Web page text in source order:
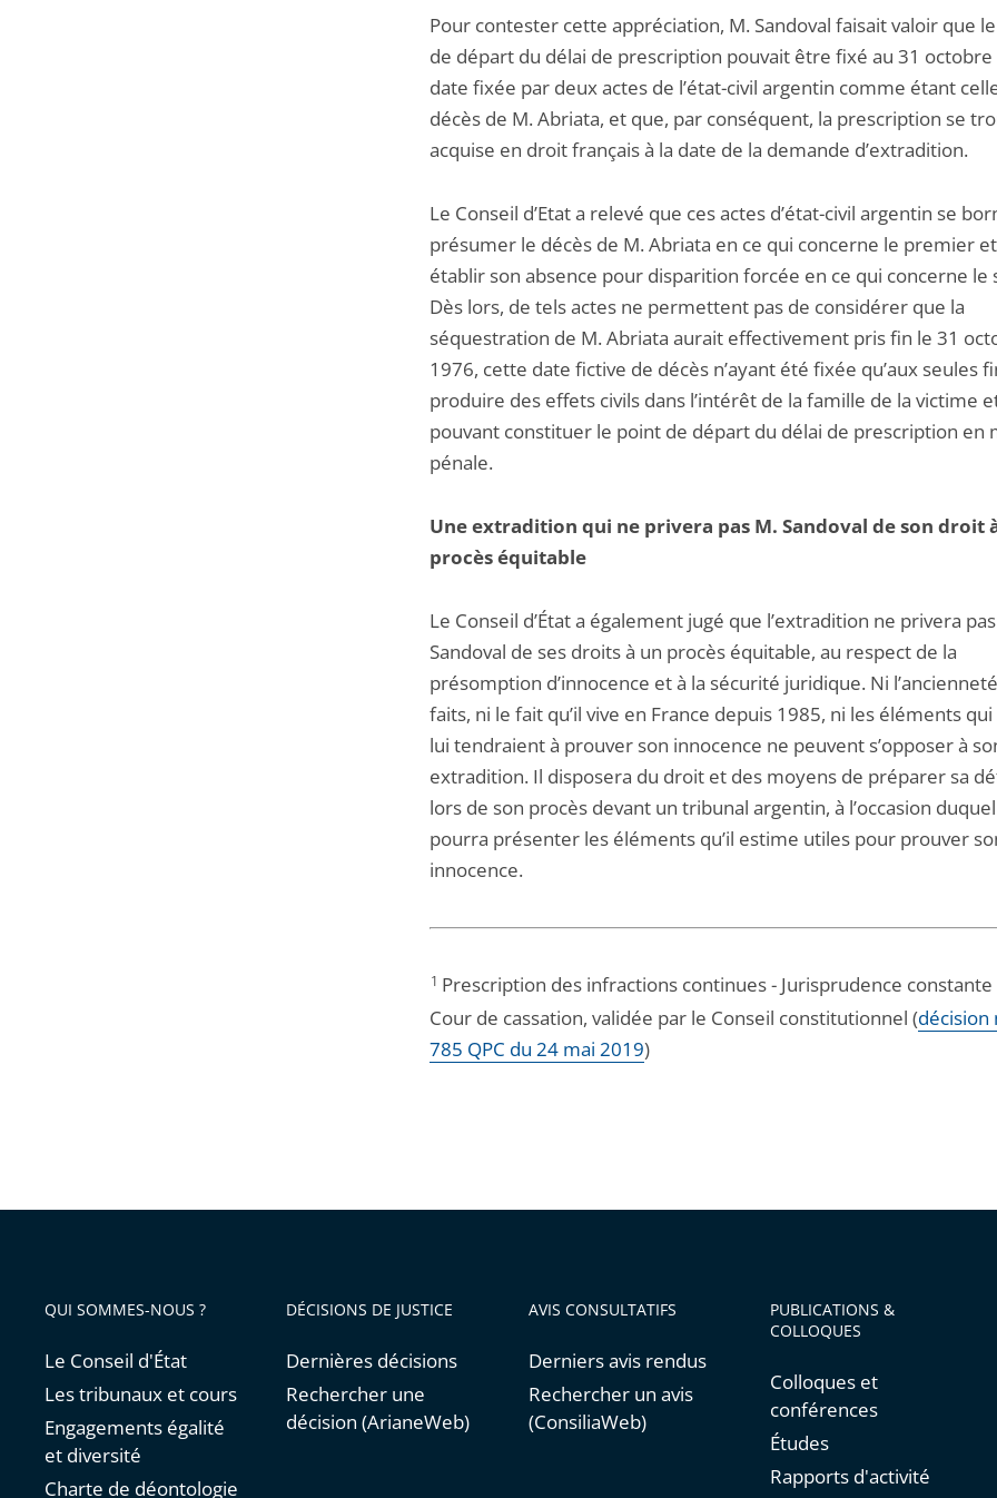
Pour contester cette appréciation, M. Sandoval faisait valoir que
de départ du délai de prescription pouvait être fixé au 31 octobre
date fixée par deux actes de l’état-civil argentin comme étant
décès de M. Abriata, et que, par conséquent, la prescription se
acquise en droit français à la date de la demande d’extradition.
Le Conseil d’Etat a relevé que ces actes d’état-civil argentin se
présumer le décès de M. Abriata en ce qui concerne le premier
établir son absence pour disparition forcée en ce qui concerne le
Dès lors, de tels actes ne permettent pas de considérer que la
séquestration de M. Abriata aurait effectivement pris fin le 31
1976, cette date fictive de décès n’ayant été fixée qu’aux seules
produire des effets civils dans l’intérêt de la famille de la victime
pouvant constituer le point de départ du délai de prescription en
pénale.
Une extradition qui ne privera pas M. Sandoval de son droit
procès équitable
Le Conseil d’État a également jugé que l’extradition ne privera
Sandoval de ses droits à un procès équitable, au respect de la
présomption d’innocence et à la sécurité juridique. Ni
faits, ni le fait qu’il vive en France depuis 1985, ni les éléments
lui tendraient à prouver son innocence ne peuvent s’opposer à
extradition. Il disposera du droit et des moyens de préparer sa
lors de son procès devant un tribunal argentin, à l’occasion
pourra présenter les éléments qu’il estime utiles pour prouver
innocence.
1 Prescription des infractions continues - Jurisprudence constante
Cour de cassation, validée par le Conseil constitutionnel (décision
785 QPC du 24 mai 2019)
QUI SOMMES-NOUS ?
Le Conseil d'État
Les tribunaux et cours
Engagements égalité
et diversité
Charte de déontologie
DÉCISIONS DE JUSTICE
Dernières décisions
Rechercher une
décision (ArianeWeb)
AVIS CONSULTATIFS
Derniers avis rendus
Rechercher un avis
(ConsiliaWeb)
PUBLICATIONS &
COLLOQUES
Colloques et
conférences
Études
Rapports d'activité